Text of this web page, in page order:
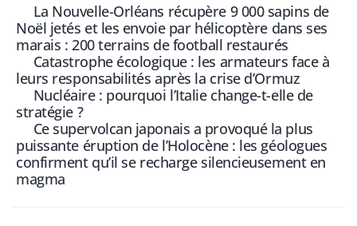
La Nouvelle-Orléans récupère 9 000 sapins de
Noël jetés et les envoie par hélicoptère dans ses
marais : 200 terrains de football restaurés
Catastrophe écologique : les armateurs face à
leurs responsabilités après la crise d’Ormuz
Nucléaire : pourquoi l’Italie change-t-elle de
stratégie ?
Ce supervolcan japonais a provoqué la plus
puissante éruption de l’Holocène : les géologues
confirment qu’il se recharge silencieusement en
magma